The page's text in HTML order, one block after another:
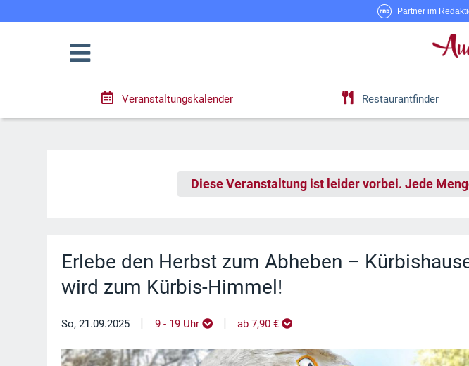
Partner im
Veranstaltungskalender Restaurantfinder
Diese Veranstaltung ist leider vorbei. Jede
Erlebe den Herbst zum Abheben –
wird zum Kürbis-Himmel!
So, 21.09.2025 | 9 - 19 Uhr | ab 7,90 €